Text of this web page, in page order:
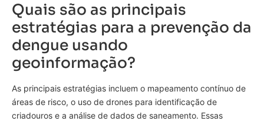
Quais são as principais
estratégias para a prevenção da
dengue usando
geoinformação?
As principais estratégias incluem o mapeamento contínuo de
áreas de risco, o uso de drones para identificação de
criadouros e a análise de dados de saneamento. Essas